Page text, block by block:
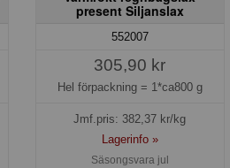
present Siljanslax
552007
305,90 kr
Hel förpackning = 1*ca800 g
Jmf.pris: 382,37 kr/kg
Lagerinfo »
Säsongsvara jul